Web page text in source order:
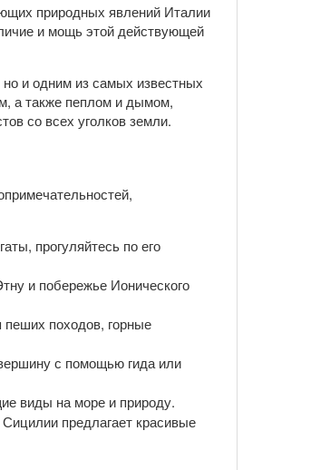
природных явлений Италии
и мощь этой действующей
и одним из самых известных
а также пеплом и дымом,
со всех уголков земли.
прогуляйтесь по его
и побережье Ионического
походов, горные
с помощью гида или
виды на море и природу.
предлагает красивые